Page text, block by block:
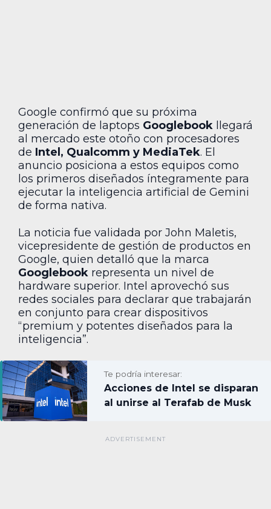
Google confirmó que su próxima
generación de laptops Googlebook llegará
al mercado este otoño con procesadores
de Intel, Qualcomm y MediaTek. El
anuncio posiciona a estos equipos como
los primeros diseñados íntegramente para
ejecutar la inteligencia artificial de Gemini
de forma nativa.
La noticia fue validada por John Maletis,
vicepresidente de gestión de productos en
Google, quien detalló que la marca
Googlebook representa un nivel de
hardware superior. Intel aprovechó sus
redes sociales para declarar que trabajarán
en conjunto para crear dispositivos
“premium y potentes diseñados para la
inteligencia”.
Te podría interesar:
Acciones de Intel se disparan
al unirse al Terafab de Musk